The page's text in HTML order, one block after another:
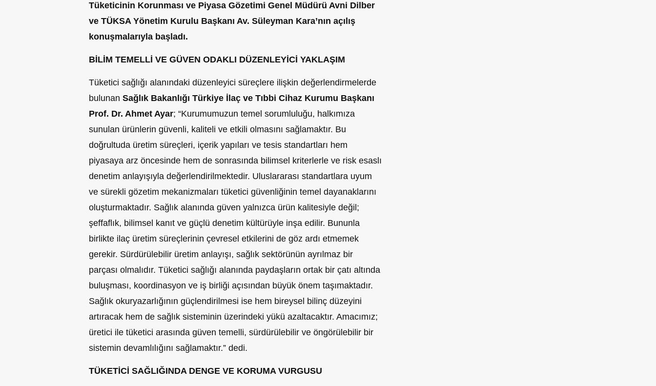
Tüketicinin Korunması ve Piyasa Gözetimi Genel Müdürü Avni Dilber
ve TÜKSA Yönetim Kurulu Başkanı Av. Süleyman Kara’nın açılış
konuşmalarıyla başladı.
BİLİM TEMELLİ VE GÜVEN ODAKLI DÜZENLEYİCİ YAKLAŞIM
Tüketici sağlığı alanındaki düzenleyici süreçlere ilişkin değerlendirmelerde
bulunan Sağlık Bakanlığı Türkiye İlaç ve Tıbbi Cihaz Kurumu Başkanı
Prof. Dr. Ahmet Ayar; “Kurumumuzun temel sorumluluğu, halkımıza
sunulan ürünlerin güvenli, kaliteli ve etkili olmasını sağlamaktır. Bu
doğrultuda üretim süreçleri, içerik yapıları ve tesis standartları hem
piyasaya arz öncesinde hem de sonrasında bilimsel kriterlerle ve risk esaslı
denetim anlayışıyla değerlendirilmektedir. Uluslararası standartlara uyum
ve sürekli gözetim mekanizmaları tüketici güvenliğinin temel dayanaklarını
oluşturmaktadır. Sağlık alanında güven yalnızca ürün kalitesiyle değil;
şeffaflık, bilimsel kanıt ve güçlü denetim kültürüyle inşa edilir. Bununla
birlikte ilaç üretim süreçlerinin çevresel etkilerini de göz ardı etmemek
gerekir. Sürdürülebilir üretim anlayışı, sağlık sektörünün ayrılmaz bir
parçası olmalıdır. Tüketici sağlığı alanında paydaşların ortak bir çatı altında
buluşması, koordinasyon ve iş birliği açısından büyük önem taşımaktadır.
Sağlık okuryazarlığının güçlendirilmesi ise hem bireysel bilinç düzeyini
artıracak hem de sağlık sisteminin üzerindeki yükü azaltacaktır. Amacımız;
üretici ile tüketici arasında güven temelli, sürdürülebilir ve öngörülebilir bir
sistemin devamlılığını sağlamaktır.” dedi.
TÜKETİCİ SAĞLIĞINDA DENGE VE KORUMA VURGUSU